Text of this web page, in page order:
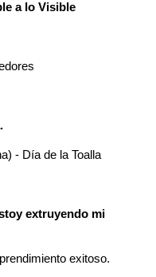
a lo Visible
- Día de la Toalla
extruyendo mi
exitoso.